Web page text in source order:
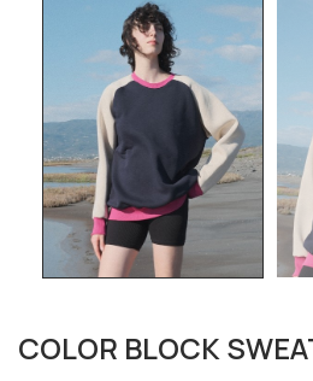
COLOR BLOCK